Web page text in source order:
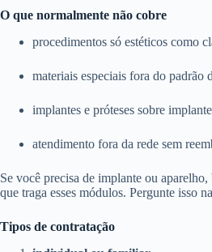
O que normalmente não cobre
procedimentos só estéticos como
materiais especiais fora do padrão
implantes e próteses sobre
atendimento fora da rede sem
Se você precisa de implante ou
que traga esses módulos. Pergunte isso
Tipos de contratação